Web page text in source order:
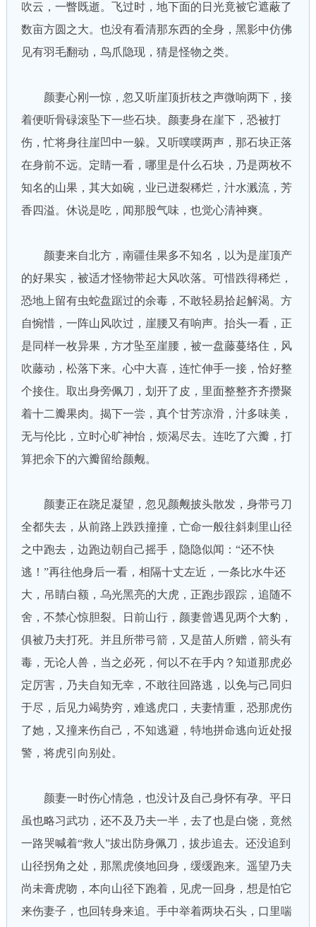
吹云，一瞥既逝。飞过时，地下面的日光竟被它遮蔽了
数亩方圆之大。也没有看清那东西的全身，黑影中仿佛
见有羽毛翻动，鸟爪隐现，猜是怪物之类。
颜妻心刚一惊，忽又听崖顶折枝之声微响两下，接
着便听骨碌滚坠下一些石块。颜妻身在崖下，恐被打
伤，忙将身往崖凹中一躲。又听噗噗两声，那石块正落
在身前不远。定睛一看，哪里是什么石块，乃是两枚不
知名的山果，其大如碗，业已迸裂稀烂，汁水溅流，芳
香四溢。休说是吃，闻那股气味，也觉心清神爽。
颜妻来自北方，南疆佳果多不知名，以为是崖顶产
的好果实，被适才怪物带起大风吹落。可惜跌得稀烂，
恐地上留有虫蛇盘踞过的余毒，不敢轻易拾起解渴。方
自惋惜，一阵山风吹过，崖腰又有响声。抬头一看，正
是同样一枚异果，方才坠至崖腰，被一盘藤蔓络住，风
吹藤动，松落下来。心中大喜，连忙伸手一接，恰好整
个接住。取出身旁佩刀，划开了皮，里面整整齐齐攒聚
着十二瓣果肉。揭下一尝，真个甘芳凉滑，汁多味美，
无与伦比，立时心旷神怡，烦渴尽去。连吃了六瓣，打
算把余下的六瓣留给颜觍。
颜妻正在跷足凝望，忽见颜觍披头散发，身带弓刀
全都失去，从前路上跌跌撞撞，亡命一般往斜刺里山径
之中跑去，边跑边朝自己摇手，隐隐似闻：“还不快
逃！”再往他身后一看，相隔十丈左近，一条比水牛还
大，吊睛白额，乌光黑亮的大虎，正跑步跟踪，追随不
舍，不禁心惊胆裂。日前山行，颜妻曾遇见两个大豹，
俱被乃夫打死。并且所带弓箭，又是苗人所赠，箭头有
毒，无论人兽，当之必死，何以不在手内？知道那虎必
定厉害，乃夫自知无幸，不敢往回路逃，以免与己同归
于尽，后见力竭势穷，难逃虎口，夫妻情重，恐那虎伤
了她，又撞来伤自己，不知逃避，特地拼命逃向近处报
警，将虎引向别处。
颜妻一时伤心情急，也没计及自己身怀有孕。平日
虽也略习武功，还不及乃夫一半，去了也是白饶，竟然
一路哭喊着“救人”拔出防身佩刀，拔步追去。还没追到
山径拐角之处，那黑虎倏地回身，缓缓跑来。遥望乃夫
尚未膏虎吻，本向山径下跑着，见虎一回身，想是怕它
来伤妻子，也回转身来追。手中举着两块石头，口里喘